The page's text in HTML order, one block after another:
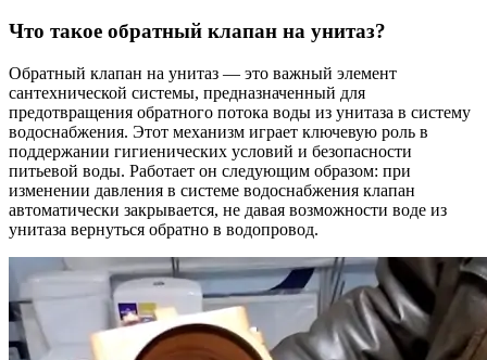
Что такое обратный клапан на унитаз?
Обратный клапан на унитаз ― это важный элемент
сантехнической системы, предназначенный для
предотвращения обратного потока воды из унитаза в систему
водоснабжения. Этот механизм играет ключевую роль в
поддержании гигиенических условий и безопасности
питьевой воды. Работает он следующим образом: при
изменении давления в системе водоснабжения клапан
автоматически закрывается, не давая возможности воде из
унитаза вернуться обратно в водопровод.